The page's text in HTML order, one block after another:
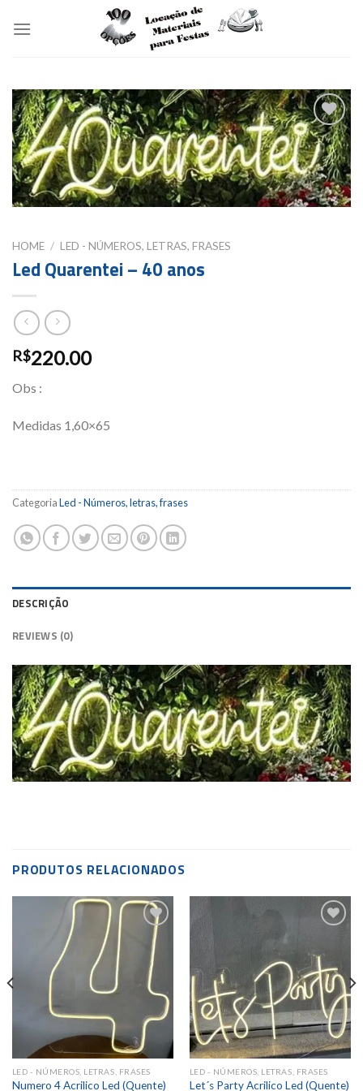
Add to
wishlist
HOME / LED - NÚMEROS, LETRAS, FRASES
Led Quarentei – 40 anos
R$220.00
Obs :
Medidas 1,60×65
CategoriaLed - Números, letras, frases
DESCRIÇÃO
REVIEWS (0)
PRODUTOS RELACIONADOS
Add to
wishlist
LED - NÚMEROS, LETRAS, FRASES
Numero 4 Acrilico Led (Quente)
LED - NÚMEROS, LETRAS, FRASES
Let´s Party Acrilico Led (Quente)